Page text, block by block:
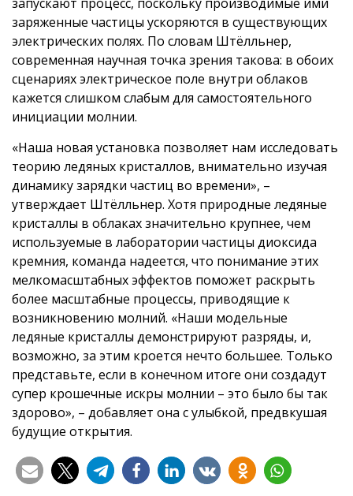
заряженные частицы ускоряются в существующих
электрических полях. По словам Штёлльнер,
современная научная точка зрения такова: в обоих
сценариях электрическое поле внутри облаков
кажется слишком слабым для самостоятельного
инициации молнии.
«Наша новая установка позволяет нам исследовать
теорию ледяных кристаллов, внимательно изучая
динамику зарядки частиц во времени», –
утверждает Штёлльнер. Хотя природные ледяные
кристаллы в облаках значительно крупнее, чем
используемые в лаборатории частицы диоксида
кремния, команда надеется, что понимание этих
мелкомасштабных эффектов поможет раскрыть
более масштабные процессы, приводящие к
возникновению молний. «Наши модельные
ледяные кристаллы демонстрируют разряды, и,
возможно, за этим кроется нечто большее. Только
представьте, если в конечном итоге они создадут
супер крошечные искры молнии – это было бы так
здорово», – добавляет она с улыбкой, предвкушая
будущие открытия.